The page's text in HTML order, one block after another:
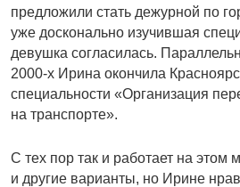
предложили стать дежурной по
уже досконально изучившая
девушка согласилась.
2000-х Ирина окончила
специальности «Организация
на транспорте».
С тех пор так и работает на этом
и другие варианты, но Ирине